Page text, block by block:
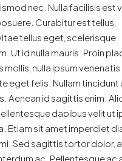
nec. Nulla facilisis est
Curabitur est tellus,
tellus eget, scelerisque
Ut id nulla mauris. Proin
mollis, nulla ipsum venenatis
eget felis. Nullam tincidunt
Aenean id sagittis enim.
dapibus velit ut
Etiam sit amet imperdiet
Sed sagittis tortor dolor, a
ac. Pellentesque ac